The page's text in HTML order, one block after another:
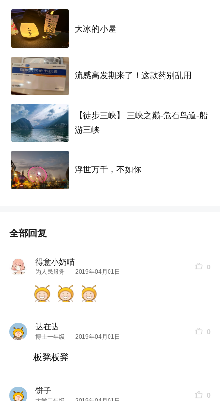
喜欢蛋皮，蛋皮+
牛肉 一起吃的口感也很不错
黄鱼：以为是咸辣口，没想到是甜口的，有点糖醋
大冰的小屋
流感高发期来了！这款药别乱用
【徒步三峡】 三峡之巅-危石鸟道-船
游三峡
浮世万千，不如你
全部回复
得意小奶喵
为人民服务 2019年04月01日
0
达在达
博士一年级 2019年04月01日
0
板凳板凳
饼子
0